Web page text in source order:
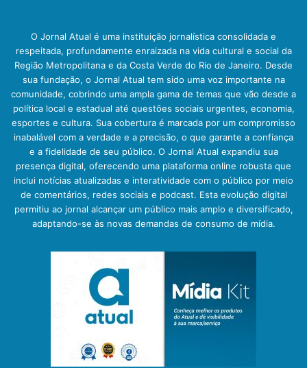
O Jornal Atual é uma instituição jornalística consolidada e
respeitada, profundamente enraizada na vida cultural e social da
Região Metropolitana e da Costa Verde do Rio de Janeiro. Desde
sua fundação, o Jornal Atual tem sido uma voz importante na
comunidade, cobrindo uma ampla gama de temas que vão desde a
política local e estadual até questões sociais urgentes, economia,
esportes e cultura. Sua cobertura é marcada por um compromisso
inabalável com a verdade e a precisão, o que garante a confiança
e a fidelidade de seu público. O Jornal Atual expandiu sua
presença digital, oferecendo uma plataforma online robusta que
inclui notícias atualizadas e interatividade com o público por meio
de comentários, redes sociais e podcast. Esta evolução digital
permitiu ao jornal alcançar um público mais amplo e diversificado,
adaptando-se às novas demandas de consumo de mídia.